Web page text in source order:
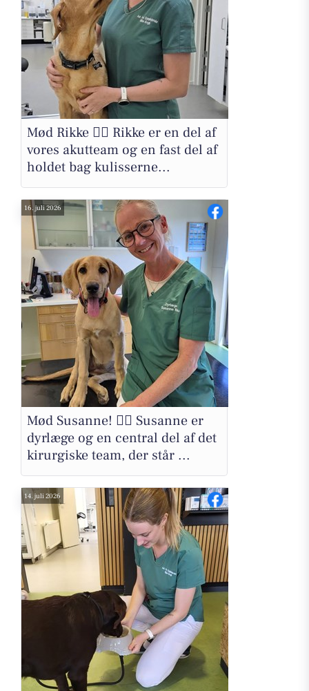
Mød Rikke 🖐🏻 Rikke er en del af
vores akutteam og en fast del af
holdet bag kulisserne...
16. juli 2026
Mød Susanne! 🖐🏻 Susanne er
dyrlæge og en central del af det
kirurgiske team, der står ...
14. juli 2026